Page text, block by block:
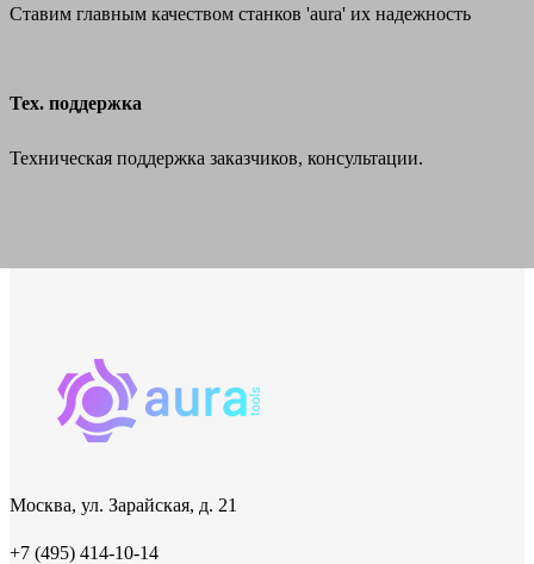
Ставим главным качеством станков 'aura' их надежность
Тех. поддержка
Техническая поддержка заказчиков, консультации.
Москва, ул. Зарайская, д. 21
+7 (495) 414-10-14